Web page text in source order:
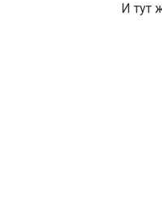
И тут